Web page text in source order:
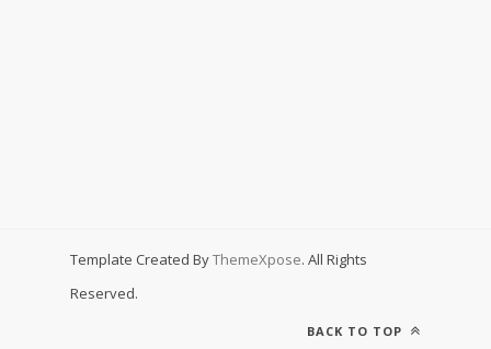
Template Created ByThemeXpose. All Rights
Reserved.
BACK TO TOP